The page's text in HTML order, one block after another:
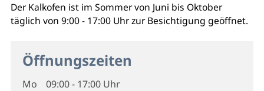
Der Kalkofen ist im Sommer von Juni bis Oktober
täglich von 9:00 - 17:00 Uhr zur Besichtigung geöffnet.
Öffnungszeiten
Mo
09:00 - 17:00 Uhr